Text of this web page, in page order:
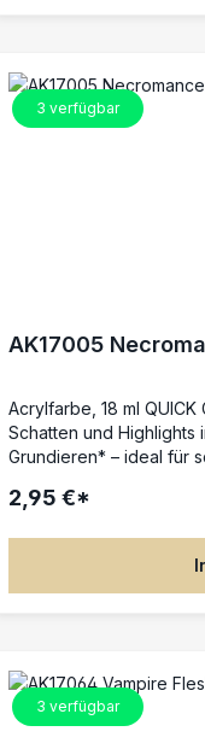
Grundfarben, sogar
Schattierungen,
3 verfügbar
AK17005
Acrylfarbe, 18 ml
Schatten und Highlights
Grundieren* – ideal für
gleichmäßigen
Details werden
Grundfarben, sogar
Schattierungen,
2,95 €*
3 verfügbar